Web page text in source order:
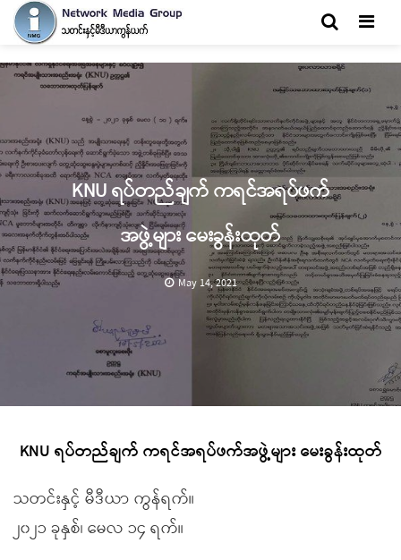
KNU ရပ်တည်ချက် ကရင်အရပ်ဖက်
အဖွဲ့များ မေးခွန်းထုတ်
May 14, 2021
KNU ရပ်တည်ချက် ကရင်အရပ်ဖက်အဖွဲ့များ မေးခွန်းထုတ်
သတင်းနှင့် မီဒီယာ ကွန်ရက်။
၂၀၂၁ ခုနှစ်၊ မေလ ၁၄ ရက်။